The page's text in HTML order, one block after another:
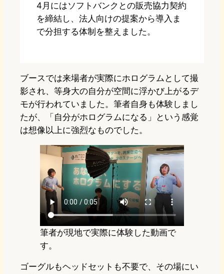
4月にはソフトバンクとの販売協力契約
を締結し、法人向けの提案から導入ま
で分担する体制を整えました。
ブースでは来場者が実際にホログラムとして撮
影され、等身大の自分が空間に浮かび上がるデ
モが行われていました。筆者自身も体験しまし
たが、「自分がホログラムになる」という感覚
は想像以上に強烈なものでした。
筆者が現地で実際に体験した動画で
す。
ゴーグルもヘッドセットも不要で、その場にい